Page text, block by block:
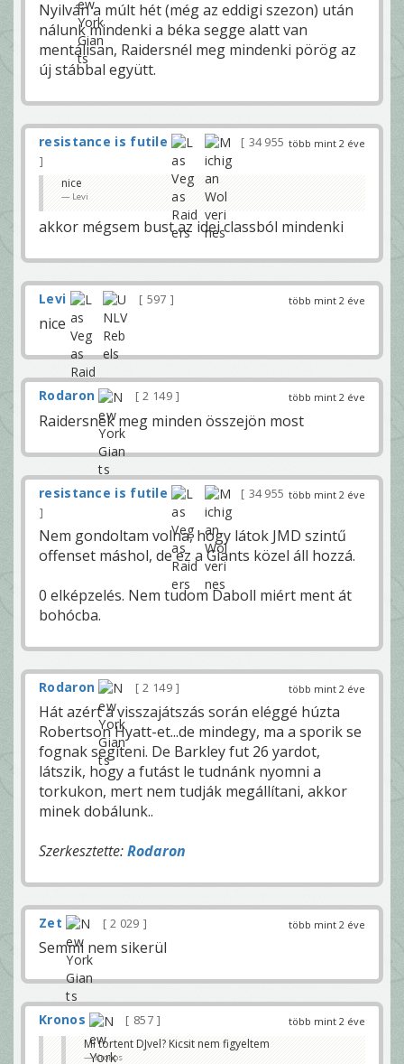
Nyilván a múlt hét (még az eddigi szezon) után
nálunk mindenki a béka segge alatt van
mentálisan, Raidersnél meg mindenki pörög az
új stábbal együtt.
több mint 2 éve
resistance is futile 34 955
nice
Levi
akkor mégsem bust az idei classból mindenki
több mint 2 éve
Levi 597
nice
több mint 2 éve
Rodaron 2 149
Raidersnek meg minden összejön most
több mint 2 éve
resistance is futile 34 955
Nem gondoltam volna, hogy látok JMD szintű
offenset máshol, de ez a Giants közel áll hozzá.
0 elképzelés. Nem tudom Daboll miért ment át
bohócba.
több mint 2 éve
Rodaron 2 149
Hát azért a visszajátszás során eléggé húzta
Robertson Hyatt-et...de mindegy, ma a sporik se
fognak segíteni. De Barkley fut 26 yardot,
látszik, hogy a futást le tudnánk nyomni a
torkukon, mert nem tudják megállítani, akkor
minek dobálunk..
Szerkesztette:Rodaron
több mint 2 éve
Zet 2 029
Semmi nem sikerül
több mint 2 éve
Kronos
857
Mi tortent DJvel? Kicsit nem figyeltem
Kronos